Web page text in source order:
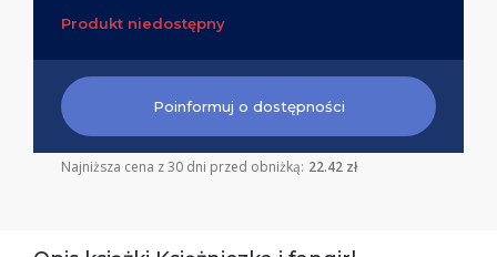
Produkt niedostępny
Poinformuj o dostępności
Najniższa cena z 30 dni przed obniżką: 22.42 zł